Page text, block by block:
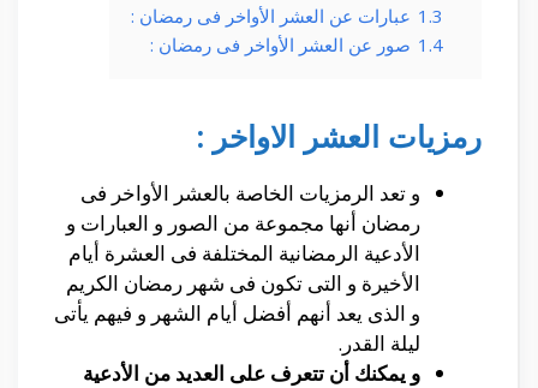
1.3 عبارات عن العشر الأواخر فى رمضان :
1.4 صور عن العشر الأواخر فى رمضان :
رمزيات العشر الاواخر :
و تعد الرمزيات الخاصة بالعشر الأواخر فى
رمضان أنها مجموعة من الصور و العبارات و
الأدعية الرمضانية المختلفة فى العشرة أيام
الأخيرة و التى تكون فى شهر رمضان الكريم
و الذى يعد أنهم أفضل أيام الشهر و فيهم يأتى
ليلة القدر.
و يمكنك أن تتعرف على العديد من الأدعية